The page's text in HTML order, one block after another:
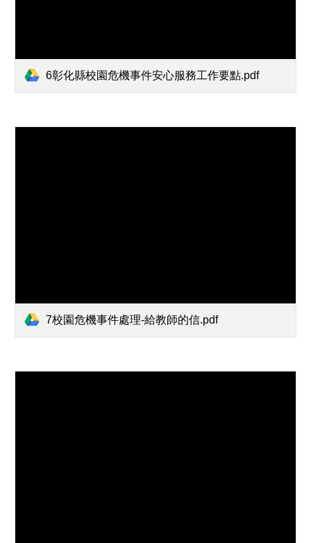
6彰化縣校園危機事件安心服務工作要點.pdf
7校園危機事件處理-給教師的信.pdf